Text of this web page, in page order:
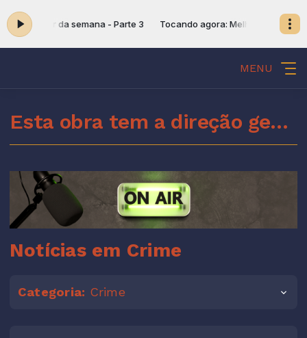
Melhor da semana - Parte 3 Tocando agora: Melhor da
MENU
Esta obra tem a direção geral do Espírito Santo de Deus
Notícias em Crime
Categoria: Crime